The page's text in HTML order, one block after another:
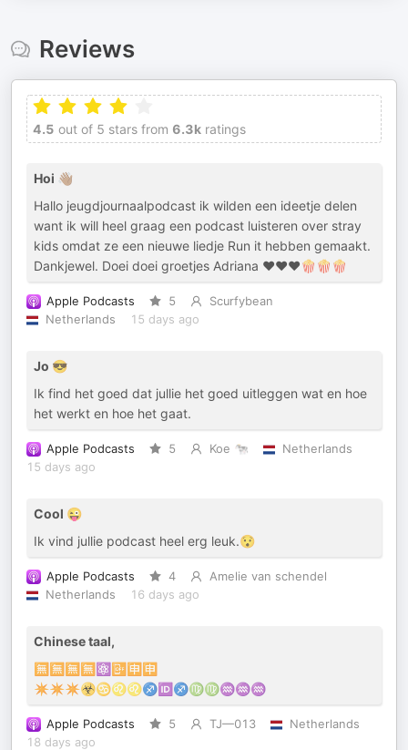
Reviews
4.5 out of 5 stars from 6.3k ratings
Hoi 👋🏽
Hallo jeugdjournaalpodcast ik wilden een ideetje delen
want ik will heel graag een podcast luisteren over stray
kids omdat ze een nieuwe liedje Run it hebben gemaakt.
Dankjewel. Doei doei groetjes Adriana ♥️♥️♥️🍿🍿🍿
Apple Podcasts 5
Scurfybean
Netherlands
15 days ago
Jo 😎
Ik find het goed dat jullie het goed uitleggen wat en hoe
het werkt en hoe het gaat.
Apple Podcasts 5 Koe 🐄
Netherlands
15 days ago
Cool 😜
Ik vind jullie podcast heel erg leuk.😯
Apple Podcasts 4
Amelie van schendel
Netherlands
16 days ago
Chinese taal,
🈚️🈚️🈚️🈚️⚛️📴🈸🈸
✴️✴️✴️☣️♋️♌️♌️♐️🆔♐️♍️♍️♒️♒️♒️
Apple Podcasts 5 TJ—013
Netherlands
18 days ago